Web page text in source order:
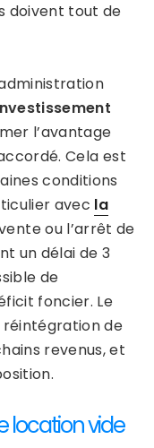
doivent tout de
l’avantage
Cela est
conditions
avec la
ou l’arrêt de
un délai de 3
de
foncier. Le
réintégration de
revenus, et
location vide